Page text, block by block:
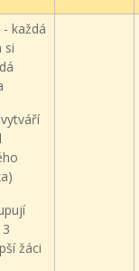
- každá
si
žáci